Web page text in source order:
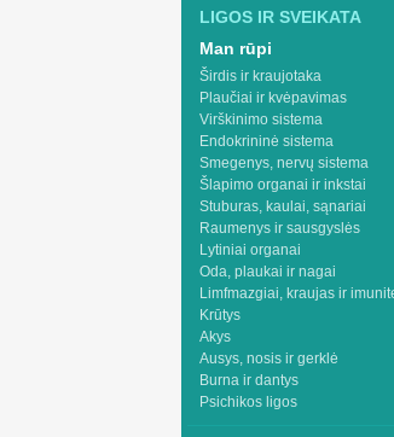
LIGOS IR SVEIKATA
Man rūpi
Širdis ir kraujotaka
Plaučiai ir kvėpavimas
Virškinimo sistema
Endokrininė sistema
Smegenys, nervų sistema
Šlapimo organai ir inkstai
Stuburas, kaulai, sąnariai
Raumenys ir sausgyslės
Lytiniai organai
Oda, plaukai ir nagai
Limfmazgiai, kraujas ir
Krūtys
Akys
Ausys, nosis ir gerklė
Burna ir dantys
Psichikos ligos